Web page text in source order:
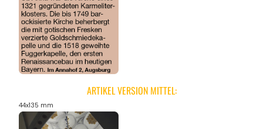
ARTIKEL VERSION MITTEL:
44x135 mm